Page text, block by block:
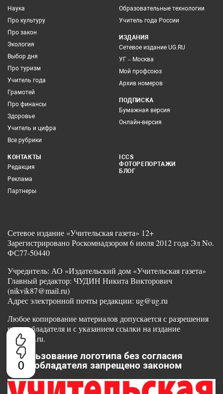
0
Наука
Про культуру
Про закон
Экология
Выбор дня
Про туризм
Учитель года
Грамотей
Про финансы
Здоровье
Учитель и цифра
Все рубрики
Образовательные технологии
Учитель года России
ИЗДАНИЯ
Сетевое издание UG.RU
УГ – Москва
Мой профсоюз
Архив номеров
ПОДПИСКА
Бумажная версия
Онлайн-версия
КОНТАКТЫ
Редакция
Реклама
Партнеры
ICCS
ФОТОРЕПОРТАЖИ
БЛОГ
Сетевое издание «Учительская газета» 12+
Зарегистрировано Роскомнадзором 6 июля 2012 года Эл No.
ФС77-50440
Учредитель: АО «Издательский дом «Учительская газета»
Главный редактор: ЧУДИН Никита Викторович
(nikvik87@mail.ru)
Адрес электронной почты редакции: ug@ug.ru
Любое копирование материалов допускается с разрешения
правообладателя и с указанием ссылки на издание
www.ug.ru.
Использование логотипа без согласия
правообладателя запрещено законом